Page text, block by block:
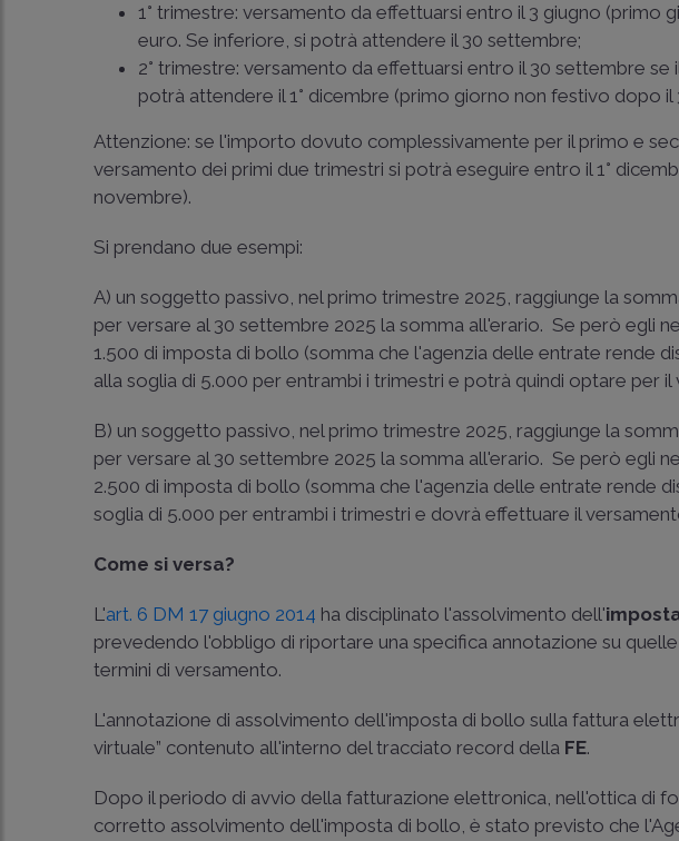
1° trimestre: versamento da effettuarsi entro il 3 giugno (primo
euro. Se inferiore, si potrà attendere il 30 settembre;
2° trimestre: versamento da effettuarsi entro il 30 settembre
potrà attendere il 1° dicembre (primo giorno non festivo dopo il
Attenzione: se l'importo dovuto complessivamente per il primo e
versamento dei primi due trimestri si potrà eseguire entro il 1°
novembre).
Si prendano due esempi:
A) un soggetto passivo, nel primo trimestre 2025, raggiunge la
per versare al 30 settembre 2025 la somma all'erario. Se però egli
1.500 di imposta di bollo (somma che l'agenzia delle entrate rende
alla soglia di 5.000 per entrambi i trimestri e potrà quindi optare per
B) un soggetto passivo, nel primo trimestre 2025, raggiunge la
per versare al 30 settembre 2025 la somma all'erario. Se però egli
2.500 di imposta di bollo (somma che l'agenzia delle entrate rende
soglia di 5.000 per entrambi i trimestri e dovrà effettuare il
Come si versa?
L'art. 6 DM 17 giugno 2014 ha disciplinato l'assolvimento dell'
prevedendo l'obbligo di riportare una specifica annotazione su
termini di versamento.
L'annotazione di assolvimento dell'imposta di bollo sulla fattura
virtuale” contenuto all'interno del tracciato record della FE.
Dopo il periodo di avvio della fatturazione elettronica, nell'ottica di
corretto assolvimento dell'imposta di bollo, è stato previsto che